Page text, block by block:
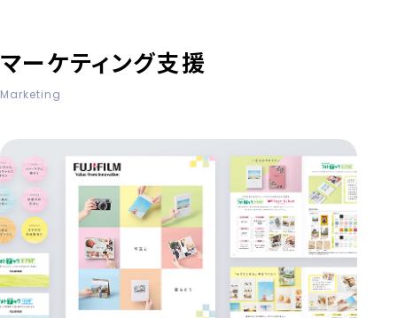
マーケティング支援
Marketing